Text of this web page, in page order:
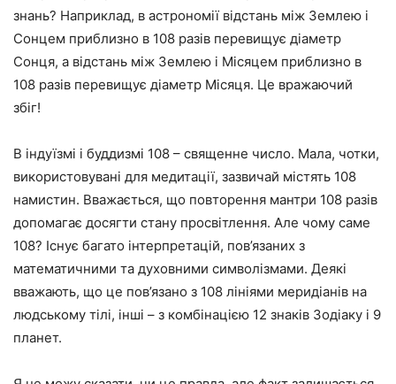
знань? Наприклад, в астрономії відстань між Землею і
Сонцем приблизно в 108 разів перевищує діаметр
Сонця, а відстань між Землею і Місяцем приблизно в
108 разів перевищує діаметр Місяця. Це вражаючий
збіг!
В індуїзмі і буддизмі 108 – священне число. Мала, чотки,
використовувані для медитації, зазвичай містять 108
намистин. Вважається, що повторення мантри 108 разів
допомагає досягти стану просвітлення. Але чому саме
108? Існує багато інтерпретацій, пов’язаних з
математичними та духовними символізмами. Деякі
вважають, що це пов’язано з 108 лініями меридіанів на
людському тілі, інші – з комбінацією 12 знаків Зодіаку і 9
планет.